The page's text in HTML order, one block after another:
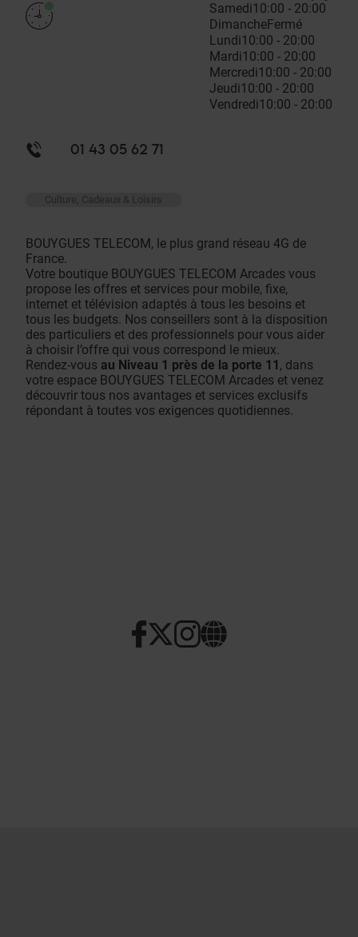
Samedi10:00 - 20:00
DimancheFermé
Lundi10:00 - 20:00
Mardi10:00 - 20:00
Mercredi10:00 - 20:00
Jeudi10:00 - 20:00
Vendredi10:00 - 20:00
01 43 05 62 71
Culture, Cadeaux & Loisirs
BOUYGUES TELECOM, le plus grand réseau 4G de
France.
Votre boutique BOUYGUES TELECOM Arcades vous
propose les offres et services pour mobile, fixe,
internet et télévision adaptés à tous les besoins et
tous les budgets. Nos conseillers sont à la disposition
des particuliers et des professionnels pour vous aider
à choisir l’offre qui vous correspond le mieux.
Rendez-vous au Niveau 1 près de la porte 11 , dans
votre espace BOUYGUES TELECOM Arcades et venez
découvrir tous nos avantages et services exclusifs
répondant à toutes vos exigences quotidiennes.